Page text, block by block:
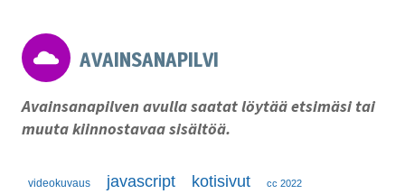
AVAINSANAPILVI
Avainsanapilven avulla saatat löytää etsimäsi tai
muuta kiinnostavaa sisältöä.
videokuvaus javascript kotisivut cc 2022